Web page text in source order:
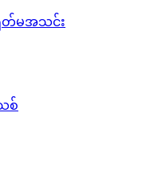
တ်မအသင်း
စ်